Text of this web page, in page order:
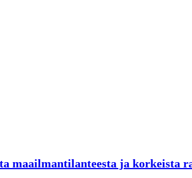
maailmantilanteesta ja korkeista